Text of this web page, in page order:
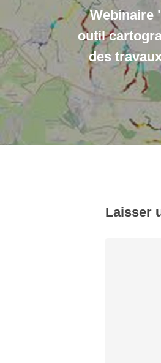
Webinaire
outil
des
Laisser